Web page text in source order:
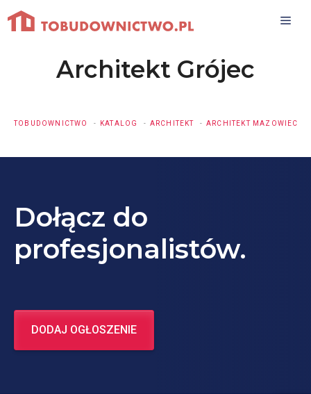
Przejdź
do
Architekt Grójec
TOBUDOWNICTWO KATALOG ARCHITEKT ARCHITEKT MAZOWIECKIE
Dołącz do
profesjonalistów.
DODAJ OGŁOSZENIE